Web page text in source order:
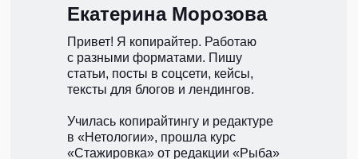
Екатерина Морозова
Привет! Я копирайтер. Работаю
с разными форматами. Пишу
статьи, посты в соцсети, кейсы,
тексты для блогов и лендингов.
Училась копирайтингу и редактуре
в «Нетологии», прошла курс
«Стажировка» от редакции «Рыба»